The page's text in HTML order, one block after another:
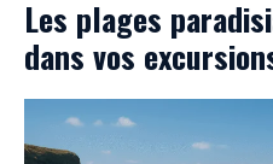
Les plages
dans vos